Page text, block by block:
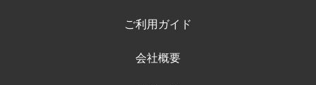
ご利用ガイド
会社概要